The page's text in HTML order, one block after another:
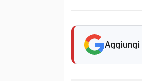
Aggiungi